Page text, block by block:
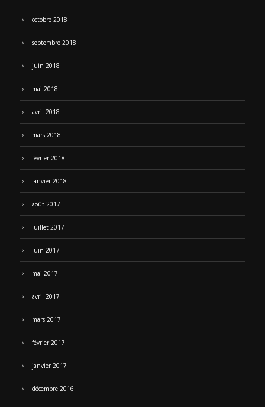
octobre 2018
septembre 2018
juin 2018
mai 2018
avril 2018
mars 2018
février 2018
janvier 2018
août 2017
juillet 2017
juin 2017
mai 2017
avril 2017
mars 2017
février 2017
janvier 2017
décembre 2016